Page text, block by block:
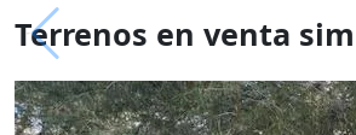
Terrenos en venta